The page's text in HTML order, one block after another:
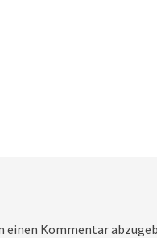
einen Kommentar